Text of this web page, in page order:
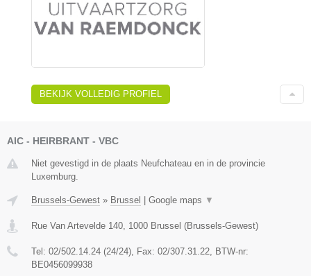
BEKIJK VOLLEDIG PROFIEL
AIC - HEIRBRANT - VBC
Niet gevestigd in de plaats Neufchateau en in de provincie
Luxemburg.
Brussels-Gewest » Brussel Google maps ▼
Rue Van Artevelde 140, 1000 Brussel (Brussels-Gewest)
Tel: 02/502.14.24 (24/24), Fax: 02/307.31.22, BTW-nr:
BE0456099938